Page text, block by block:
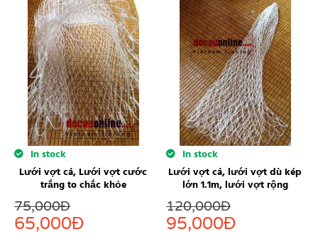
In stock
Lưới vợt cá, Lưới vợt cước
trắng to chắc khỏe
75,000Đ
65,000Đ
In stock
Lưới vợt cá, lưới vợt dù kép
lớn 1.1m, lưới vợt rộng
120,000Đ
95,000Đ